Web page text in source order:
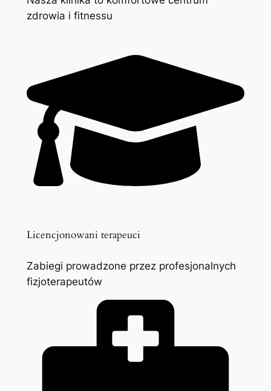
zdrowia i fitnessu
Licencjonowani terapeuci
Zabiegi prowadzone przez profesjonalnych
fizjoterapeutów